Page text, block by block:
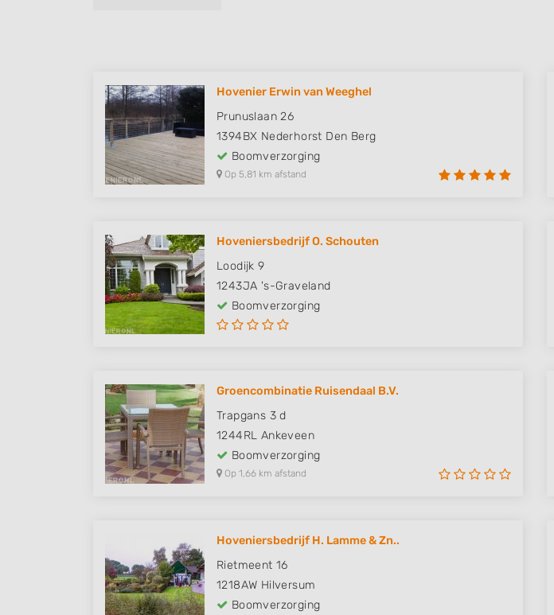
Hovenier Erwin van Weeghel
Prunuslaan 26
1394BX Nederhorst Den Berg
Boomverzorging
Op 5,81 km afstand
Hoveniersbedrijf O. Schouten
Loodijk 9
1243JA 's-Graveland
Boomverzorging
Groencombinatie Ruisendaal B.V.
Trapgans 3 d
1244RL Ankeveen
Boomverzorging
Op 1,66 km afstand
Hoveniersbedrijf H. Lamme & Zn..
Rietmeent 16
1218AW Hilversum
Boomverzorging